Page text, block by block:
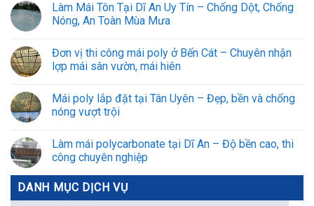
Làm Mái Tôn Tại Dĩ An Uy Tín – Chống Dột, Chống
Nóng, An Toàn Mùa Mưa
Đơn vị thi công mái poly ở Bến Cát – Chuyên nhận
lợp mái sân vườn, mái hiên
Mái poly lắp đặt tại Tân Uyên – Đẹp, bền và chống
nóng vượt trội
Làm mái polycarbonate tại Dĩ An – Độ bền cao, thi
công chuyên nghiệp
DANH MỤC DỊCH VỤ